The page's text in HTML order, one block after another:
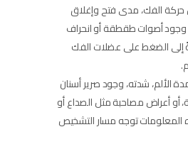
حركة الفك، مدى فتح وإغلاق
أصوات طقطقة أو انحراف
إلى الضغط على عضلات الفك
الألم، شدته، وجود صرير أسنان
أو أعراض مصاحبة مثل الصداع أو
المعلومات توجه مسار التشخيص